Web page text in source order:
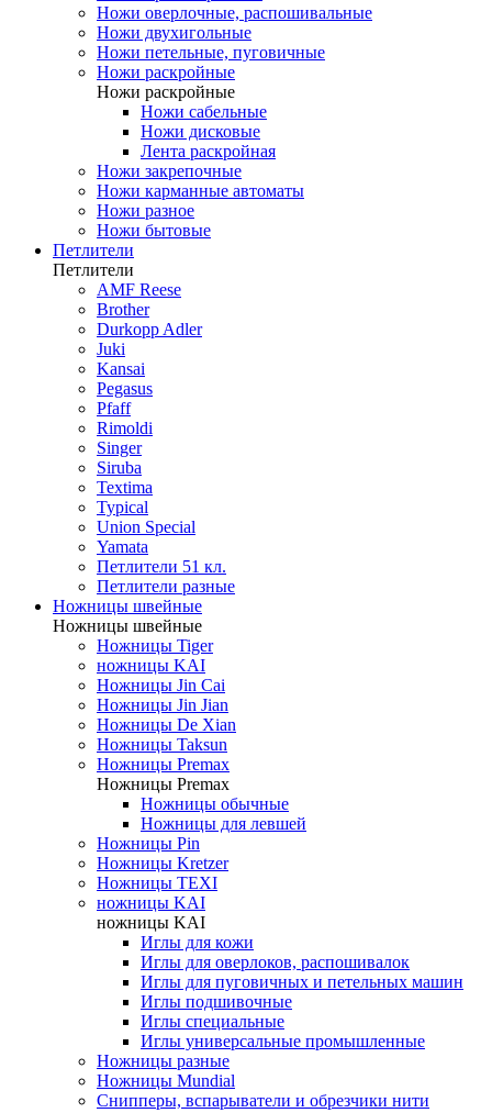
Ножи оверлочные, распошивальные
Ножи двухигольные
Ножи петельные, пуговичные
Ножи раскройные
Ножи раскройные
Ножи сабельные
Ножи дисковые
Лента раскройная
Ножи закрепочные
Ножи карманные автоматы
Ножи разное
Ножи бытовые
Петлители
Петлители
AMF Reese
Brother
Durkopp Adler
Juki
Kansai
Pegasus
Pfaff
Rimoldi
Singer
Siruba
Textima
Typical
Union Special
Yamata
Петлители 51 кл.
Петлители разные
Ножницы швейные
Ножницы швейные
Ножницы Tiger
ножницы KAI
Ножницы Jin Cai
Ножницы Jin Jian
Ножницы De Xian
Ножницы Taksun
Ножницы Premax
Ножницы Premax
Ножницы обычные
Ножницы для левшей
Ножницы Pin
Ножницы Kretzer
Ножницы TEXI
ножницы KAI
ножницы KAI
Иглы для кожи
Иглы для оверлоков, распошивалок
Иглы для пуговичных и петельных машин
Иглы подшивочные
Иглы специальные
Иглы универсальные промышленные
Ножницы разные
Ножницы Mundial
Снипперы, вспарыватели и обрезчики нити